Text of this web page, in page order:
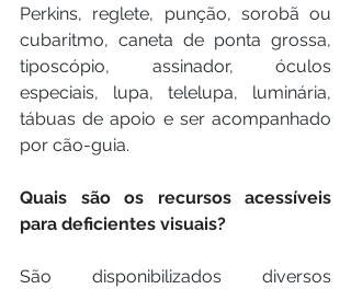
Perkins, reglete, punção, sorobã ou
cubaritmo, caneta de ponta grossa,
tiposcópio, assinador, óculos
especiais, lupa, telelupa, luminária,
tábuas de apoio e ser acompanhado
por cão-guia.
Quais são os recursos acessíveis
para deficientes visuais?
São disponibilizados diversos